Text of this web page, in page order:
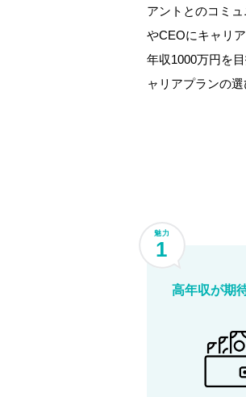
アントとのコミ
やCEOにキャリ
年収1000万円を
ャリアプランの
魅力
1
高年収が期